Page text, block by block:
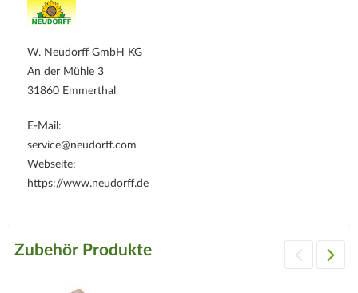
W. Neudorff GmbH KG
An der Mühle 3
31860 Emmerthal
E-Mail:
service@neudorff.com
Webseite:
https://www.neudorff.de
Zubehör Produkte